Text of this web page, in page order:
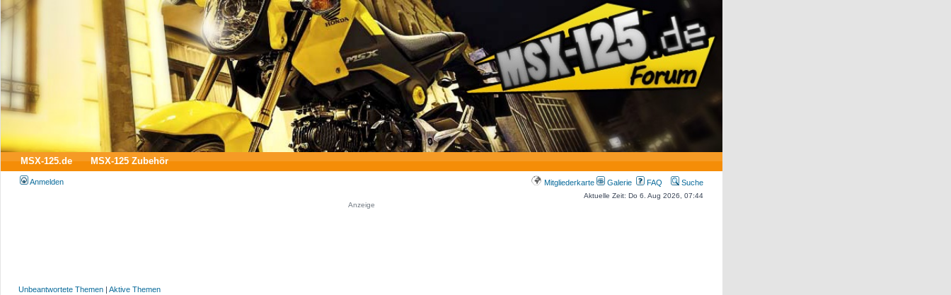
MSX-125.de MSX-125 Zubehör
Anmelden Mitgliederkarte Galerie FAQ Suche
Aktuelle Zeit: Do 6. Aug 2026, 07:44
Anzeige
Unbeantwortete Themen | Aktive Themen